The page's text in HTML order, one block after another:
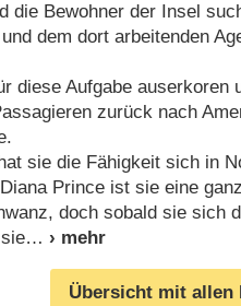
die Bewohner der Insel
dem dort arbeitenden
diese Aufgabe auserkoren
zurück nach
sie die Fähigkeit sich in
Prince ist sie eine
doch sobald sie sich
Übersicht mit allen